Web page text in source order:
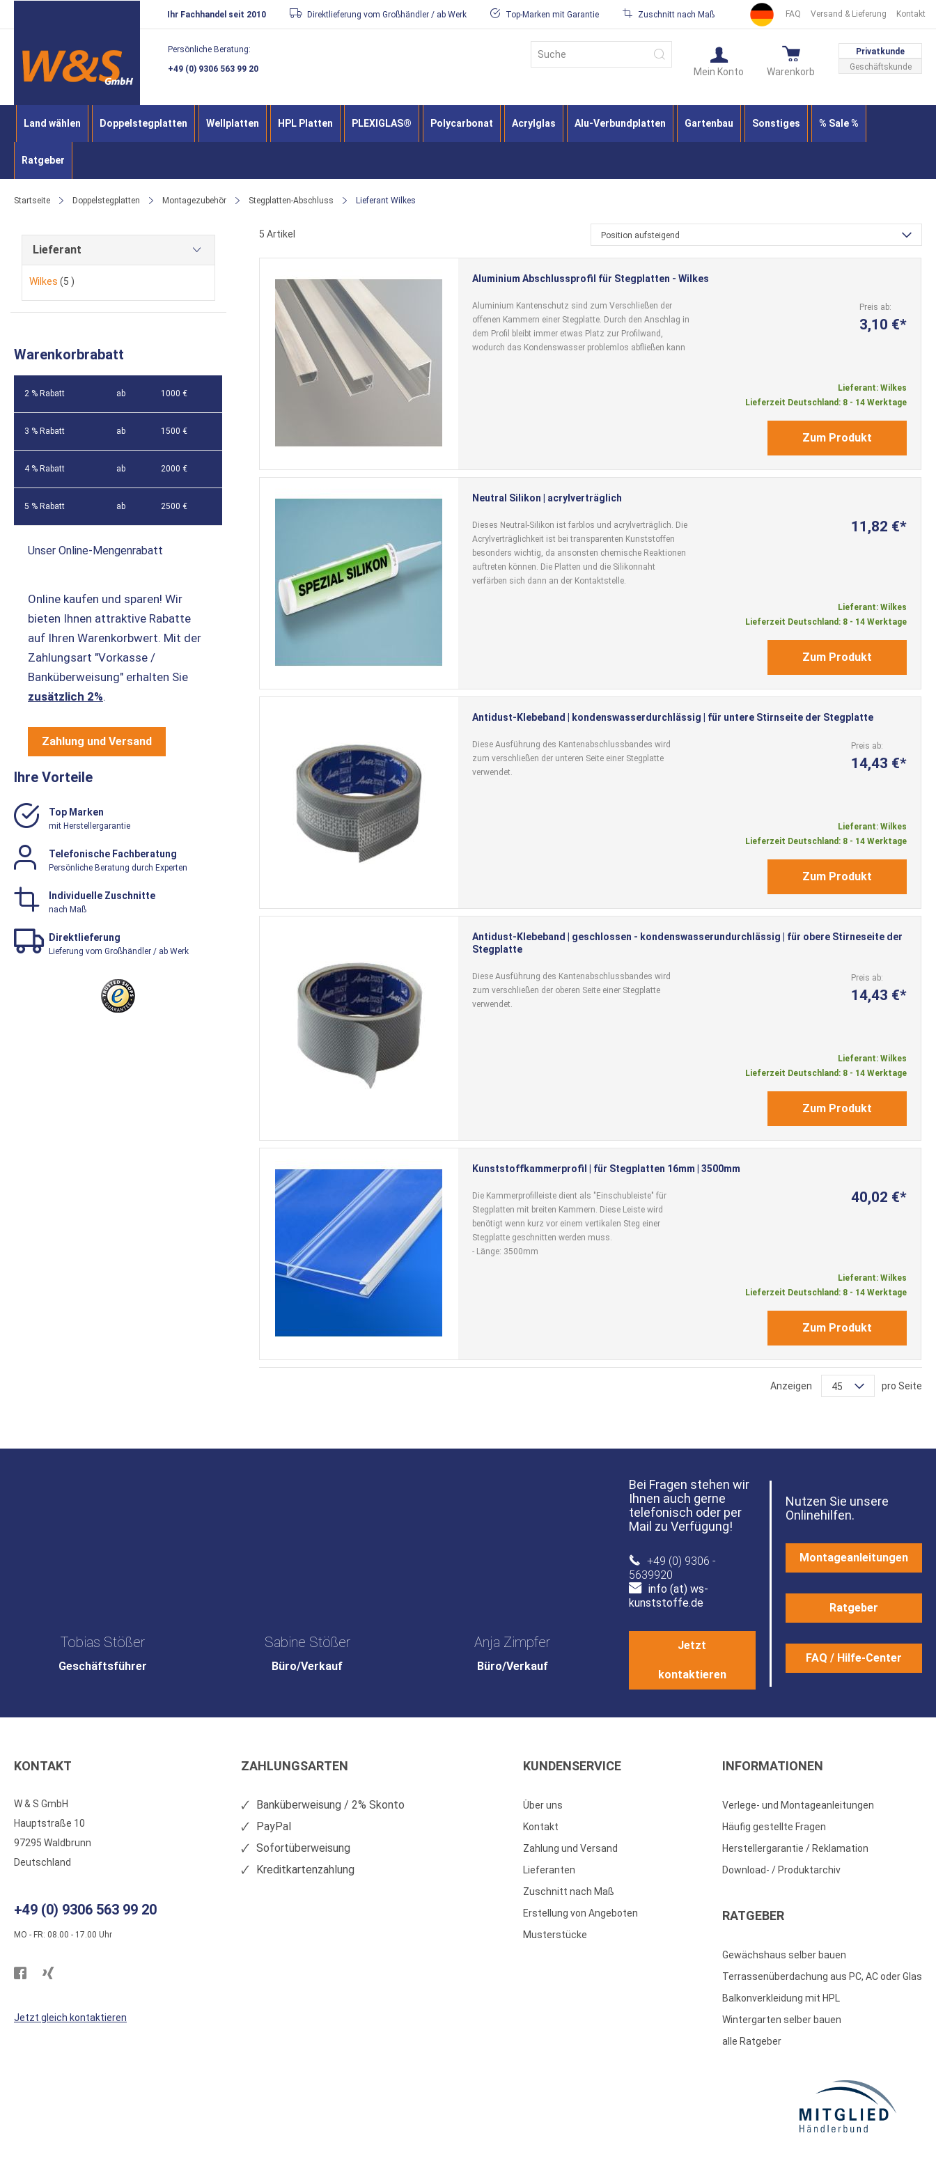
Direkt
zum
Inhalt
FAQ Versand & Lieferung Kontakt
Ihr Fachhandel seit 2010 Direktlieferung vom Großhändler / ab Werk Top-Marken mit Garantie Zuschnitt nach Maß
Privatkunde
Geschäftskunde
Persönliche Beratung:
+49 (0) 9306 563 99 20
Warenkorb
Mein Konto
Suche
Land wählen Doppelstegplatten Wellplatten HPL Platten PLEXIGLAS® Polycarbonat Acrylglas Alu-Verbundplatten Gartenbau Sonstiges % Sale %
Ratgeber
Startseite Doppelstegplatten Montagezubehör Stegplatten-Abschluss Lieferant Wilkes
5 Artikel Position aufsteigend
Aluminium Abschlussprofil für Stegplatten - Wilkes
Aluminium Kantenschutz sind zum Verschließen der
offenen Kammern einer Stegplatte. Durch den Anschlag in
dem Profil bleibt immer etwas Platz zur Profilwand,
wodurch das Kondenswasser problemlos abfließen kann
Preis ab
3,10 €
Lieferant: Wilkes
Lieferzeit Deutschland: 8 - 14 Werktage
Zum Produkt
Neutral Silikon | acrylverträglich
Dieses Neutral-Silikon ist farblos und acrylverträglich. Die
Acrylverträglichkeit ist bei transparenten Kunststoffen
besonders wichtig, da ansonsten chemische Reaktionen
auftreten können. Die Platten und die Silikonnaht
verfärben sich dann an der Kontaktstelle.
11,82 €
Lieferant: Wilkes
Lieferzeit Deutschland: 8 - 14 Werktage
Zum Produkt
Antidust-Klebeband | kondenswasserdurchlässig | für untere Stirnseite der Stegplatte
Diese Ausführung des Kantenabschlussbandes wird
zum verschließen der unteren Seite einer Stegplatte
verwendet.
Preis ab
14,43 €
Lieferant: Wilkes
Lieferzeit Deutschland: 8 - 14 Werktage
Zum Produkt
Antidust-Klebeband | geschlossen - kondenswasserundurchlässig | für obere Stirneseite der
Stegplatte
Diese Ausführung des Kantenabschlussbandes wird
zum verschließen der oberen Seite einer Stegplatte
verwendet.
Preis ab
14,43 €
Lieferant: Wilkes
Lieferzeit Deutschland: 8 - 14 Werktage
Zum Produkt
Kunststoffkammerprofil | für Stegplatten 16mm | 3500mm
Die Kammerprofilleiste dient als "Einschubleiste" für
Stegplatten mit breiten Kammern. Diese Leiste wird
benötigt wenn kurz vor einem vertikalen Steg einer
Stegplatte geschnitten werden muss.
- Länge: 3500mm
40,02 €
Lieferant: Wilkes
Lieferzeit Deutschland: 8 - 14 Werktage
Zum Produkt
Anzeigen 45 pro Seite
Lieferant
Wilkes 5 Artikel
Warenkorbrabatt
2 % Rabatt ab 1000 €
3 % Rabatt ab 1500 €
4 % Rabatt ab 2000 €
5 % Rabatt ab 2500 €
Unser Online-Mengenrabatt
Online kaufen und sparen! Wir
bieten Ihnen attraktive Rabatte
auf Ihren Warenkorbwert. Mit der
Zahlungsart "Vorkasse /
Banküberweisung" erhalten Sie
zusätzlich 2%.
Zahlung und Versand
Ihre Vorteile
Top Marken
mit Herstellergarantie
Telefonische Fachberatung
Persönliche Beratung durch Experten
Individuelle Zuschnitte
nach Maß
Direktlieferung
Lieferung vom Großhändler / ab Werk
Tobias Stößer
Geschäftsführer
Sabine Stößer
Büro/Verkauf
Anja Zimpfer
Büro/Verkauf
Bei Fragen stehen wir
Ihnen auch gerne
telefonisch oder per
Mail zu Verfügung!
+49 (0) 9306 -
5639920
info (at) ws-
kunststoffe.de
Jetzt
kontaktieren
Nutzen Sie unsere
Onlinehilfen.
Montageanleitungen
Ratgeber
FAQ / Hilfe-Center
KONTAKT
W & S GmbH
Hauptstraße 10
97295 Waldbrunn
Deutschland
+49 (0) 9306 563 99 20
MO - FR: 08.00 - 17.00 Uhr
Besuchen
WS
WS
Jetzt gleich kontaktieren
ZAHLUNGSARTEN
Banküberweisung / 2% Skonto
PayPal
Sofortüberweisung
Kreditkartenzahlung
KUNDENSERVICE
Über uns
Kontakt
Zahlung und Versand
Lieferanten
Zuschnitt nach Maß
Erstellung von Angeboten
Musterstücke
INFORMATIONEN
Verlege- und Montageanleitungen
Häufig gestellte Fragen
Herstellergarantie / Reklamation
Download- / Produktarchiv
RATGEBER
Gewächshaus selber bauen
Terrassenüberdachung aus PC, AC oder Glas
Balkonverkleidung mit HPL
Wintergarten selber bauen
alle Ratgeber